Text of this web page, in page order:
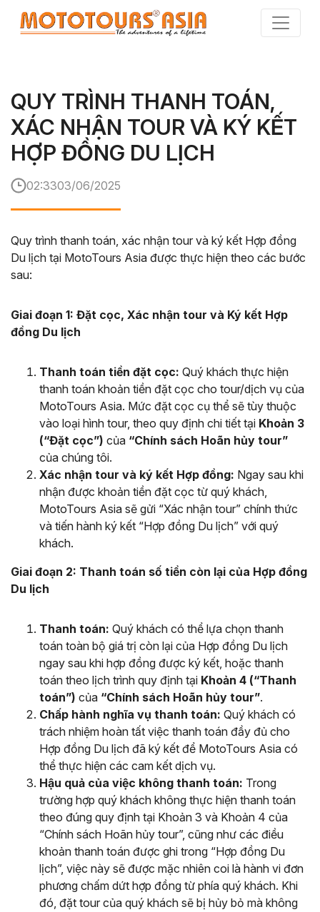
QUY TRÌNH THANH TOÁN,
XÁC NHẬN TOUR VÀ KÝ KẾT
HỢP ĐỒNG DU LỊCH
02:3303/06/2025
Quy trình thanh toán, xác nhận tour và ký kết Hợp đồng
Du lịch tại MotoTours Asia được thực hiện theo các bước
sau:
Giai đoạn 1: Đặt cọc, Xác nhận tour và Ký kết Hợp
đồng Du lịch
Thanh toán tiền đặt cọc: Quý khách thực hiện
thanh toán khoản tiền đặt cọc cho tour/dịch vụ của
MotoTours Asia. Mức đặt cọc cụ thể sẽ tùy thuộc
vào loại hình tour, theo quy định chi tiết tại Khoản 3
(“Đặt cọc”) của “Chính sách Hoãn hủy tour”
của chúng tôi.
Xác nhận tour và ký kết Hợp đồng: Ngay sau khi
nhận được khoản tiền đặt cọc từ quý khách,
MotoTours Asia sẽ gửi “Xác nhận tour” chính thức
và tiến hành ký kết “Hợp đồng Du lịch” với quý
khách.
Giai đoạn 2: Thanh toán số tiền còn lại của Hợp đồng
Du lịch
Thanh toán: Quý khách có thể lựa chọn thanh
toán toàn bộ giá trị còn lại của Hợp đồng Du lịch
ngay sau khi hợp đồng được ký kết, hoặc thanh
toán theo lịch trình quy định tại Khoản 4 (“Thanh
toán”) của “Chính sách Hoãn hủy tour”.
Chấp hành nghĩa vụ thanh toán: Quý khách có
trách nhiệm hoàn tất việc thanh toán đầy đủ cho
Hợp đồng Du lịch đã ký kết để MotoTours Asia có
thể thực hiện các cam kết dịch vụ.
Hậu quả của việc không thanh toán: Trong
trường hợp quý khách không thực hiện thanh toán
theo đúng quy định tại Khoản 3 và Khoản 4 của
“Chính sách Hoãn hủy tour”, cũng như các điều
khoản thanh toán được ghi trong “Hợp đồng Du
lịch”, việc này sẽ được mặc nhiên coi là hành vi đơn
phương chấm dứt hợp đồng từ phía quý khách. Khi
đó, đặt tour của quý khách sẽ bị hủy bỏ mà không